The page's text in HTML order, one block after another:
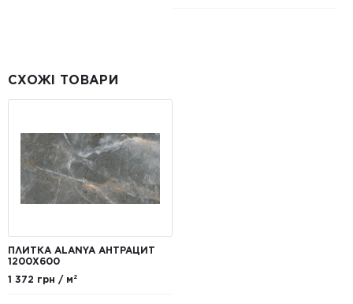
СХОЖІ ТОВАРИ
ПЛИТКА ALANYA АНТРАЦИТ
1200Х600
1 372 грн / м²